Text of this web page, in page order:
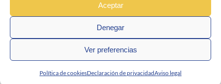
Aceptar
Denegar
Ver preferencias
Política de cookiesDeclaración de privacidadAviso legal